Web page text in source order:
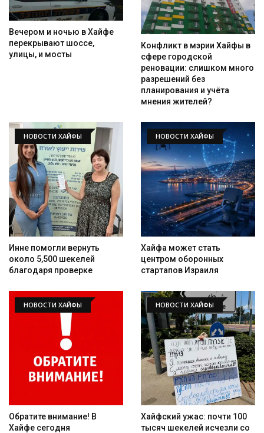
Искать
Вечером и ночью в Хайфе
перекрывают шоссе,
улицы, и мосты
Конфликт в мэрии Хайфы в
сфере городской
реновации: слишком много
разрешений без
планирования и учёта
мнения жителей?
НОВОСТИ ХАЙФЫ
Инне помогли вернуть
около 5,500 шекелей
благодаря проверке
НОВОСТИ ХАЙФЫ
Хайфа может стать
центром оборонных
стартапов Израиля
НОВОСТИ ХАЙФЫ
Обратите внимание! В
Хайфе сегодня
НОВОСТИ ХАЙФЫ
Хайфский ужас: почти 100
тысяч шекелей исчезли со